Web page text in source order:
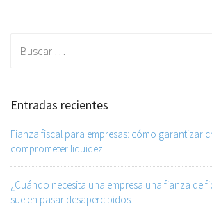
Entradas recientes
Fianza fiscal para empresas: cómo garantizar
comprometer liquidez
¿Cuándo necesita una empresa una fianza de
suelen pasar desapercibidos.